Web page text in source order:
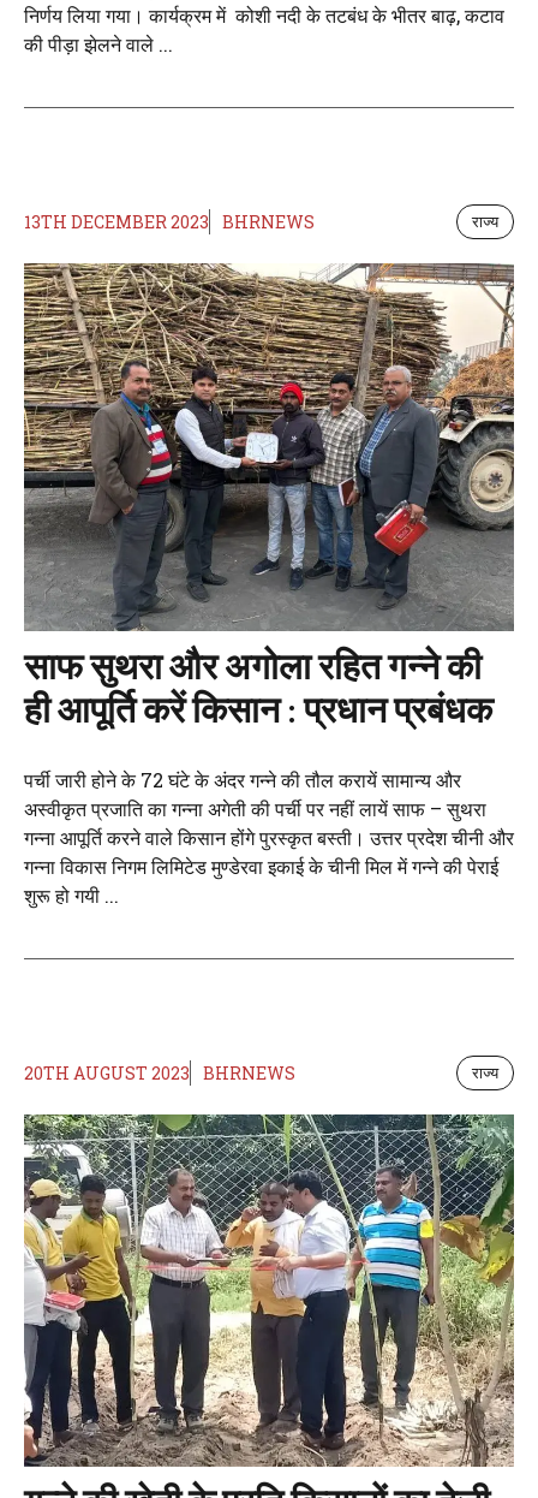
निर्णय लिया गया। कार्यक्रम में कोशी नदी के तटबंध के भीतर बाढ़, कटाव
की पीड़ा झेलने वाले ...
13TH DECEMBER 2023 BHRNEWS राज्य
साफ सुथरा और अगोला रहित गन्ने की
ही आपूर्ति करें किसान : प्रधान प्रबंधक
पर्ची जारी होने के 72 घंटे के अंदर गन्ने की तौल करायें सामान्य और
अस्वीकृत प्रजाति का गन्ना अगेती की पर्ची पर नहीं लायें साफ – सुथरा
गन्ना आपूर्ति करने वाले किसान होंगे पुरस्कृत बस्ती। उत्तर प्रदेश चीनी और
गन्ना विकास निगम लिमिटेड मुण्डेरवा इकाई के चीनी मिल में गन्ने की पेराई
शुरू हो गयी ...
20TH AUGUST 2023 BHRNEWS राज्य